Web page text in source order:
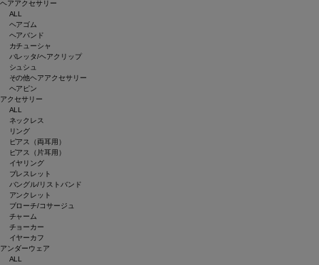
ヘアアクセサリー
ALL
ヘアゴム
ヘアバンド
カチューシャ
バレッタ/ヘアクリップ
シュシュ
その他ヘアアクセサリー
ヘアピン
アクセサリー
ALL
ネックレス
リング
ピアス（両耳用）
ピアス（片耳用）
イヤリング
ブレスレット
バングル/リストバンド
アンクレット
ブローチ/コサージュ
チャーム
チョーカー
イヤーカフ
アンダーウェア
ALL